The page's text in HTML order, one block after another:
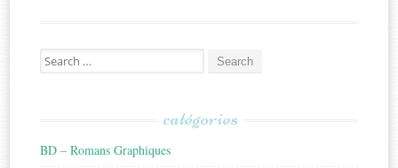
Search
for:
catégories
BD – Romans Graphiques